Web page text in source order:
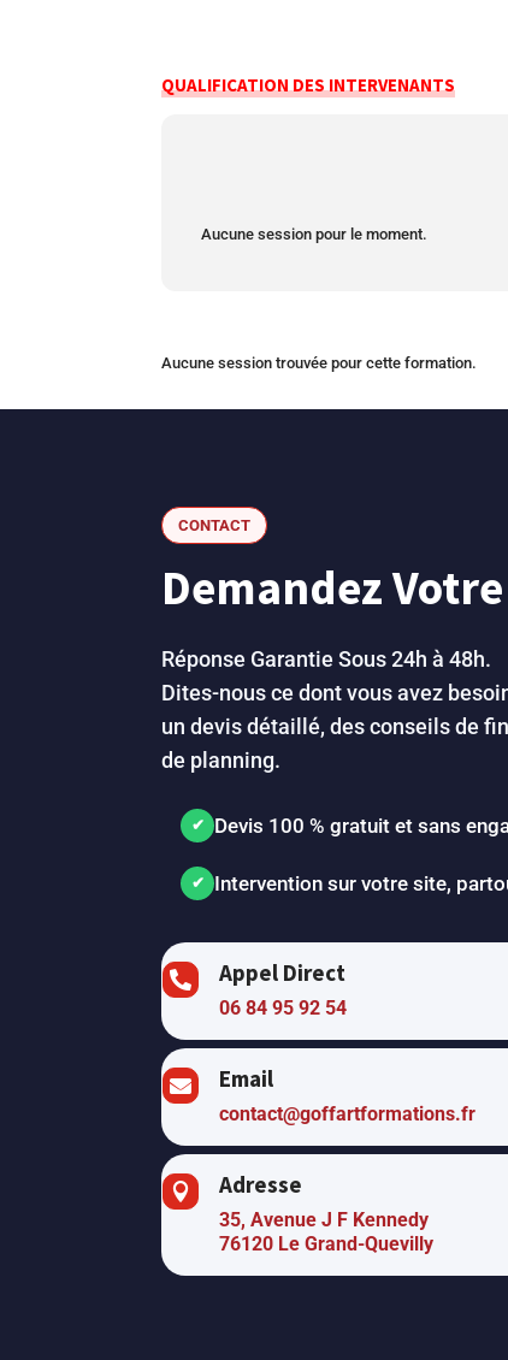
QUALIFICATION DES INTERVENANTS
Aucune session pour le moment.
Aucune session trouvée pour cette formation.
CONTACT
Demandez
Réponse Garantie Sous 24h à 48h.
Dites-nous ce dont vous avez
un devis détaillé, des conseils de
de planning.
Devis 100 % gratuit et sans
Intervention sur votre site,
 Appel Direct
06 84 95 92 54
 Email
contact@goffartformations.fr
 Adresse
35, Avenue J F Kennedy
76120 Le Grand-Quevilly